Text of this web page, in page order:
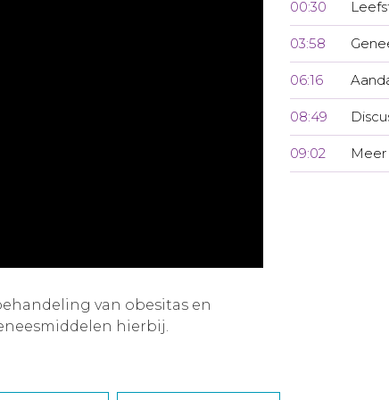
00:30
03:58
06:16
08:49
09:02
van obesitas en
hierbij.